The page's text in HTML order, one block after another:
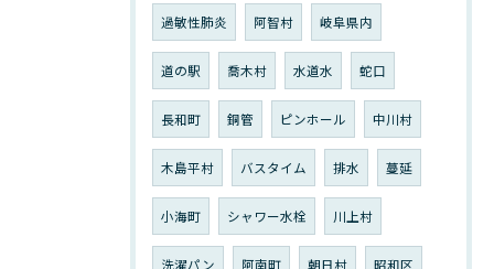
過敏性肺炎 阿智村 岐阜県内
道の駅 喬木村 水道水 蛇口
長和町 銅管 ピンホール 中川村
木島平村 バスタイム 排水 蔓延
小海町 シャワー水栓 川上村
洗濯パン 阿南町 朝日村 昭和区